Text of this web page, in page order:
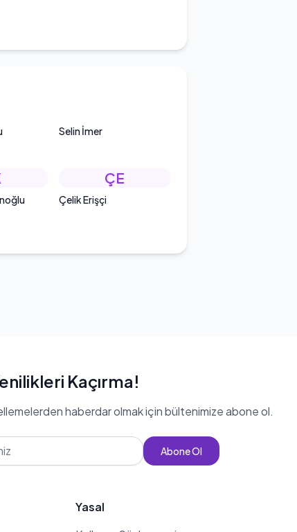
Selin İmer
ÇE
Çelik Erişçi
Kaçırma!
haberdar olmak için bültenimize abone ol.
Abone Ol
Yasal